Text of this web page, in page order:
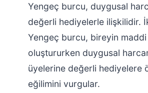
Yengeç burcu, duygusal
değerli hediyelerle ilişkilidir.
Yengeç burcu, bireyin
oluştururken duygusal
üyelerine değerli hediyelere
eğilimini vurgular.